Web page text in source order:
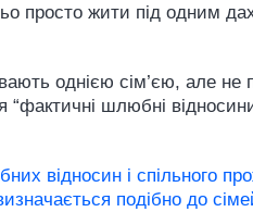
просто жити під одним
однією сім’єю, але
“фактичні шлюбні
відносин і спільного
подібно до